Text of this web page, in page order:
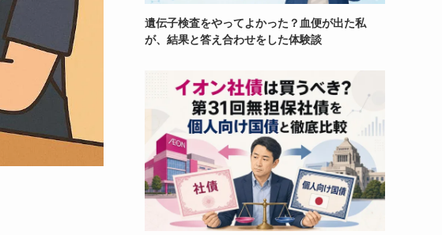
遺伝子検査をやってよかった？血便が出た私
が、結果と答え合わせをした体験談